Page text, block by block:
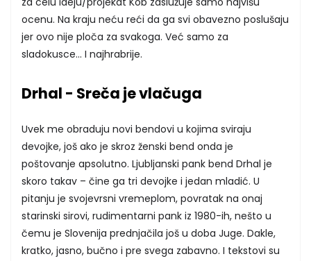
ocenu. Na kraju neću reći da ga svi obavezno poslušaju
jer ovo nije ploča za svakoga. Već samo za
sladokusce... I najhrabrije.
Drhal - Sreča je vlačuga
Uvek me obraduju novi bendovi u kojima sviraju
devojke, još ako je skroz ženski bend onda je
poštovanje apsolutno. Ljubljanski pank bend Drhal je
skoro takav – čine ga tri devojke i jedan mladić. U
pitanju je svojevrsni vremeplom, povratak na onaj
starinski sirovi, rudimentarni pank iz 1980-ih, nešto u
čemu je Slovenija prednjačila još u doba Juge. Dakle,
kratko, jasno, bučno i pre svega zabavno. I tekstovi su